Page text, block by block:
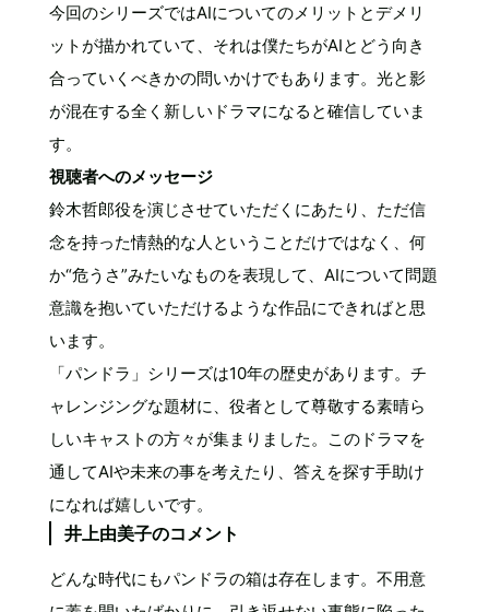
今回のシリーズではAIについてのメリットとデメリ
ットが描かれていて、それは僕たちがAIとどう向き
合っていくべきかの問いかけでもあります。光と影
が混在する全く新しいドラマになると確信していま
す。
視聴者へのメッセージ
鈴木哲郎役を演じさせていただくにあたり、ただ信
念を持った情熱的な人ということだけではなく、何
か“危うさ”みたいなものを表現して、AIについて問題
意識を抱いていただけるような作品にできればと思
います。
「パンドラ」シリーズは10年の歴史があります。チ
ャレンジングな題材に、役者として尊敬する素晴ら
しいキャストの方々が集まりました。このドラマを
通してAIや未来の事を考えたり、答えを探す手助け
になれば嬉しいです。
井上由美子のコメント
どんな時代にもパンドラの箱は存在します。不用意